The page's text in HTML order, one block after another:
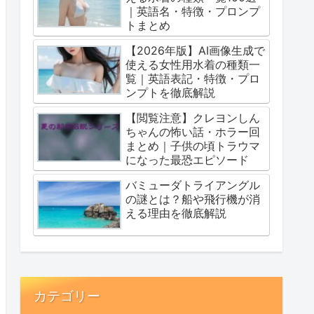
｜英語名・特徴・プロンプ
トまとめ
【2026年版】AI画像生成で
使える女性用水着の種類一
覧｜英語表記・特徴・プロ
ンプトを徹底解説
【閲覧注意】クレヨンしん
ちゃんの怖い話・ホラー回
まとめ｜子供の頃トラウマ
になった最恐エピソード
バミューダトライアングル
の謎とは？船や飛行機が消
える理由を徹底解説
カテゴリー